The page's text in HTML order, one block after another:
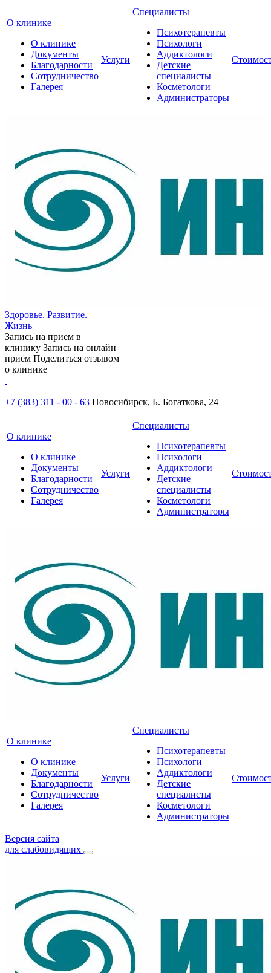
О клинике
О клинике
Документы
Благодарности
Сотрудничество
Галерея
Услуги
Специалисты
Психотерапевты
Психологи
Аддиктологи
Детские
специалисты
Косметологи
Администраторы
Здоровье. Развитие.
Жизнь
Запись на прием в
клинику Запись на онлайн
приём Поделиться отзывом
о клинике
+7 (383) 311 - 00 - 63 Новосибирск, Б. Богаткова, 24
О клинике
О клинике
Документы
Благодарности
Сотрудничество
Галерея
Услуги
Специалисты
Психотерапевты
Психологи
Аддиктологи
Детские
специалисты
Косметологи
Администраторы
О клинике
О клинике
Документы
Благодарности
Сотрудничество
Галерея
Услуги
Специалисты
Психотерапевты
Психологи
Аддиктологи
Детские
специалисты
Косметологи
Администраторы
Версия сайта
для слабовидящих